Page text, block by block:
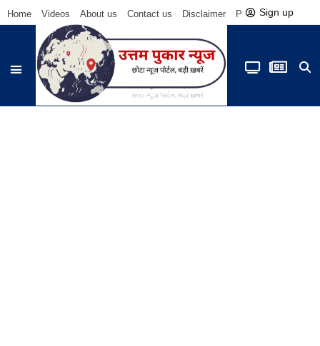
Home Videos About us Contact us Disclaimer Privacy Policy
Sign up